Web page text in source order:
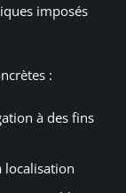
imposés
:
à des fins
localisation